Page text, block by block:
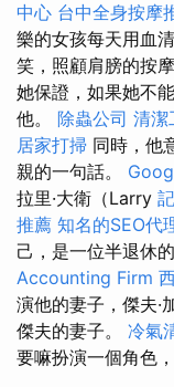
中心 台中全身按摩
樂的女孩每天用血
笑，照顧肩膀的按摩
她保證，如果她不
他。 除蟲公司 清潔
居家打掃 同時，他
親的一句話。
拉里·大衛（Larry
推薦 知名的SEO代
己，是一位半退休
Accounting Firm
演他的妻子，傑夫·
傑夫的妻子。 冷氣
要嘛扮演一個角色